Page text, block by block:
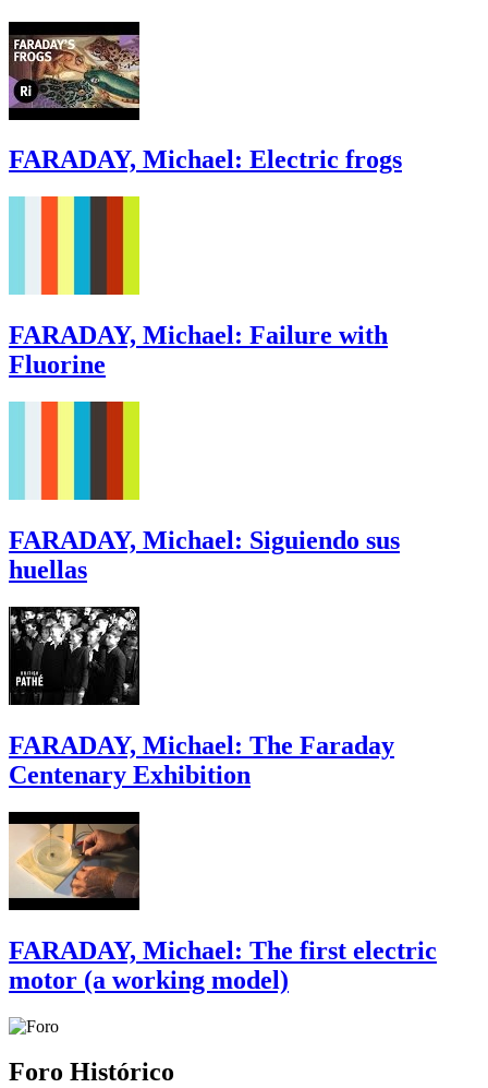
FARADAY, Michael: Electric frogs
FARADAY, Michael: Failure with
Fluorine
FARADAY, Michael: Siguiendo sus
huellas
FARADAY, Michael: The Faraday
Centenary Exhibition
FARADAY, Michael: The first electric
motor (a working model)
Foro Histórico